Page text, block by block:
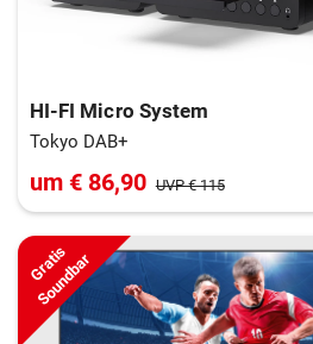
HI-FI Micro System
Tokyo DAB+
um € 86,90 UVP € 115
Gratis
Soundbar